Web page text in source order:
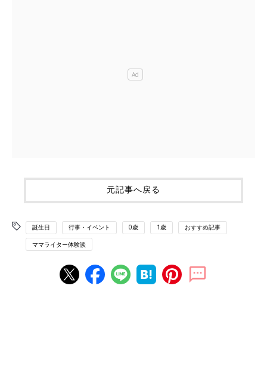
元記事へ戻る
誕生日 行事・イベント 0歳 1歳 おすすめ記事
ママライター体験談